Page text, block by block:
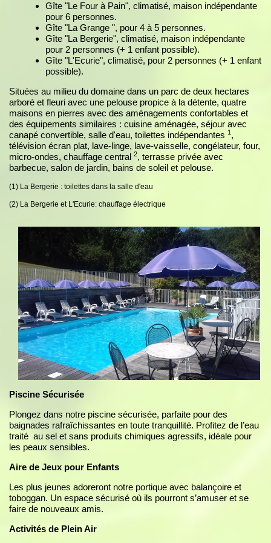
Gîte "Le Four à Pain", climatisé, maison indépendante
pour 6 personnes.
Gîte "La Grange ", pour 4 à 5 personnes.
Gîte "La Bergerie", climatisé, maison indépendante
pour 2 personnes (+ 1 enfant possible).
Gîte "L'Ecurie", climatisé, pour 2 personnes (+ 1 enfant
possible).
Situées au milieu du domaine dans un parc de deux hectares
arboré et fleuri avec une pelouse propice à la détente, quatre
maisons en pierres avec des aménagements confortables et
des équipements similaires : cuisine aménagée, séjour avec
canapé convertible, salle d'eau, toilettes indépendantes 1,
télévision écran plat, lave-linge, lave-vaisselle, congélateur, four,
micro-ondes, chauffage central 2, terrasse privée avec
barbecue, salon de jardin, bains de soleil et pelouse.
(1) La Bergerie : toilettes dans la salle d'eau
(2) La Bergerie et L'Ecurie: chauffage électrique
Piscine Sécurisée
Plongez dans notre piscine sécurisée, parfaite pour des
baignades rafraîchissantes en toute tranquillité. Profitez de l’eau
traité au sel et sans produits chimiques agressifs, idéale pour
les peaux sensibles.
Aire de Jeux pour Enfants
Les plus jeunes adoreront notre portique avec balançoire et
toboggan. Un espace sécurisé où ils pourront s’amuser et se
faire de nouveaux amis.
Activités de Plein Air